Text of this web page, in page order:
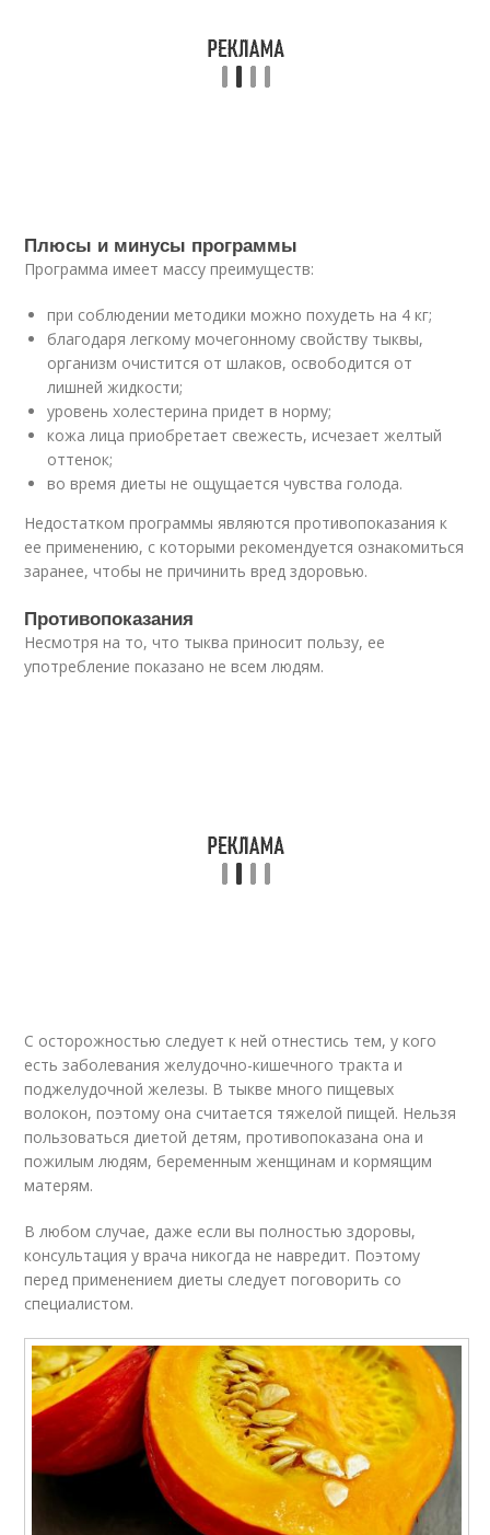
Плюсы и минусы программы
Программа имеет массу преимуществ:
при соблюдении методики можно похудеть на 4 кг;
благодаря легкому мочегонному свойству тыквы,
организм очистится от шлаков, освободится от
лишней жидкости;
уровень холестерина придет в норму;
кожа лица приобретает свежесть, исчезает желтый
оттенок;
во время диеты не ощущается чувства голода.
Недостатком программы являются противопоказания к
ее применению, с которыми рекомендуется ознакомиться
заранее, чтобы не причинить вред здоровью.
Противопоказания
Несмотря на то, что тыква приносит пользу, ее
употребление показано не всем людям.
С осторожностью следует к ней отнестись тем, у кого
есть заболевания желудочно-кишечного тракта и
поджелудочной железы. В тыкве много пищевых
волокон, поэтому она считается тяжелой пищей. Нельзя
пользоваться диетой детям, противопоказана она и
пожилым людям, беременным женщинам и кормящим
матерям.
В любом случае, даже если вы полностью здоровы,
консультация у врача никогда не навредит. Поэтому
перед применением диеты следует поговорить со
специалистом.